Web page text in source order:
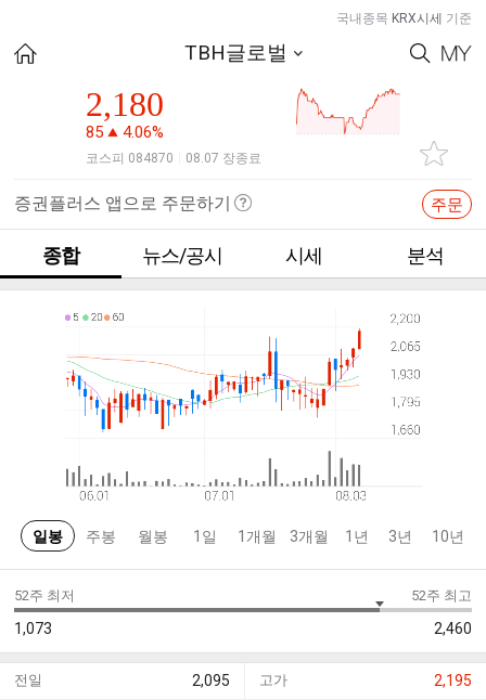
국내종목 KRX시세 기준
TBH글로벌
2,180
85 4.06%
코스피 084870 08.07 장종료
증권플러스 앱으로 주문하기 주문
종합 뉴스/공시 시세 분석
일봉 주봉 월봉 1일 1개월 3개월 1년 3년 10년
52주 최저
1,073
52주 최고
2,460
전일 2,095 고가 2,195